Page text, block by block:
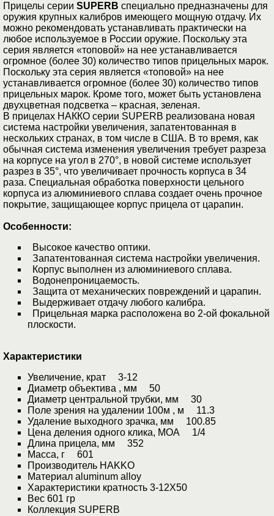
Прицелы серии SUPERB специально предназначены для
оружия крупных калибров имеющего мощную отдачу. Их
можно рекомендовать устанавливать практически на
любое используемое в России оружие. Поскольку эта
серия является «топовой» на нее устанавливается
огромное (более 30) количество типов прицельных марок.
Поскольку эта серия является «топовой» на нее
устанавливается огромное (более 30) количество типов
прицельных марок. Кроме того, может быть установлена
двухцветная подсветка – красная, зеленая.
В прицелах НАККО серии SUPERB реализована новая
система настройки увеличения, запатентованная в
нескольких странах, в том числе в США. В то время, как
обычная система изменения увеличения требует разреза
на корпусе на угол в 270°, в новой системе использует
разрез в 35°, что увеличивает прочность корпуса в 34
раза. Специальная обработка поверхности цельного
корпуса из алюминиевого сплава создает очень прочное
покрытие, защищающее корпус прицела от царапин.
Особенности:
Высокое качество оптики.
Запатентованная система настройки увеличения.
Корпус выполнен из алюминиевого сплава.
Водонепроницаемость.
Защита от механических повреждений и царапин.
Выдерживает отдачу любого калибра.
Прицельная марка расположена во 2-ой фокальной
плоскости.
Характеристики
Увеличение, крат 3-12
Диаметр объектива , мм 50
Диаметр центральной трубки, мм 30
Поле зрения на удалении 100м , м 11.3
Удаление выходного зрачка, мм 100.85
Цена деления одного клика, МОА 1/4
Длина прицела, мм 352
Масса, г 601
Производитель HAKKO
Материал aluminum alloy
Характеристики кратность 3-12X50
Вес 601 гр
Коллекция SUPERB